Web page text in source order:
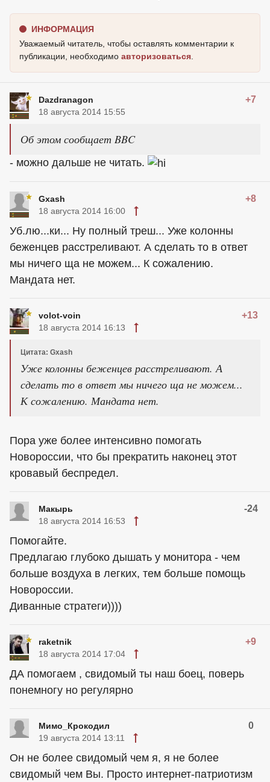
ИНФОРМАЦИЯ
Уважаемый читатель, чтобы оставлять комментарии к
публикации, необходимо авторизоваться
Dazdranagon +7
18 августа 2014 15:55
Об этом сообщает BBC
- можно дальше не читать.
Gxash +8
18 августа 2014 16:00
Уб.лю...ки... Ну полный треш... Уже колонны
беженцев расстреливают. А сделать то в ответ
мы ничего ща не можем... К сожалению.
Мандата нет.
volot-voin +13
18 августа 2014 16:13
Цитата: Gxash
Уже колонны беженцев расстреливают. А
сделать то в ответ мы ничего ща не можем...
К сожалению. Мандата нет.
Пора уже более интенсивно помогать
Новороссии, что бы прекратить наконец этот
кровавый беспредел.
Макырь -24
18 августа 2014 16:53
Помогайте.
Предлагаю глубоко дышать у монитора - чем
больше воздуха в легких, тем больше помощь
Новороссии.
Диванные стратеги))))
raketnik +9
18 августа 2014 17:04
ДА помогаем , свидомый ты наш боец, поверь
понемногу но регулярно
Мимо_Крокодил 0
19 августа 2014 13:11
Он не более свидомый чем я, я не более
свидомый чем Вы. Просто интернет-патриотизм